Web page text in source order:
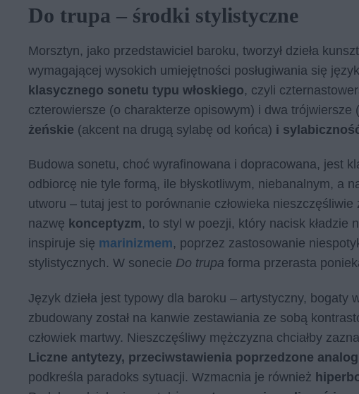
Do trupa – środki stylistyczne
Morsztyn, jako przedstawiciel baroku, tworzył dzieła
wymagającej wysokich umiejętności posługiwania się
klasycznego sonetu typu włoskiego, czyli
czterowiersze (o charakterze opisowym) i dwa trójwiersze
żeńskie (akcent na drugą sylabę od końca) i
Budowa sonetu, choć wyrafinowana i dopracowana, jest
odbiorcę nie tyle formą, ile błyskotliwym, niebanalnym, a
utworu – tutaj jest to porównanie człowieka
nazwę konceptyzm, to styl w poezji, który nacisk kładzie
inspiruje się marinizmem, poprzez zastosowanie
stylistycznych. W sonecie Do trupa forma przerasta
Język dzieła jest typowy dla baroku – artystyczny, bogaty
zbudowany został na kanwie zestawiania ze sobą
człowiek martwy. Nieszczęśliwy mężczyzna chciałby
Liczne antytezy, przeciwstawienia poprzedzone
podkreśla paradoks sytuacji. Wzmacnia je również